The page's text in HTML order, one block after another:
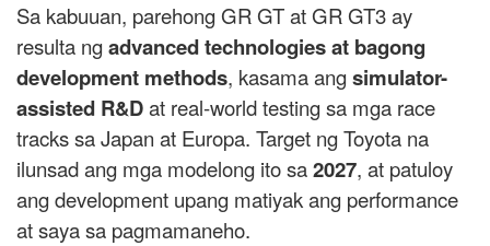
Sa kabuuan, parehong GR GT at GR GT3 ay
resulta ngadvanced technologies at bagong
development methods, kasama angsimulator-
assisted R&Dat real-world testing sa mga race
tracks sa Japan at Europa. Target ng Toyota na
ilunsad ang mga modelong ito sa2027, at patuloy
ang development upang matiyak ang performance
at saya sa pagmamaneho.